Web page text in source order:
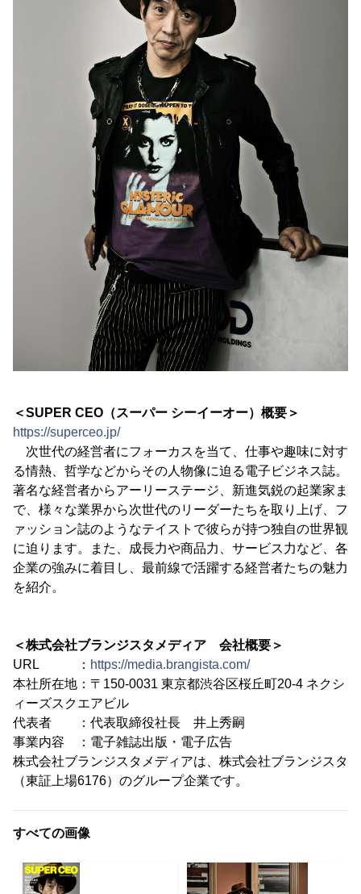
＜SUPER CEO（スーパー シーイーオー）概要＞
https://superceo.jp/
次世代の経営者にフォーカスを当て、仕事や趣味に対す
る情熱、哲学などからその人物像に迫る電子ビジネス誌。
著名な経営者からアーリーステージ、新進気鋭の起業家ま
で、様々な業界から次世代のリーダーたちを取り上げ、フ
ァッション誌のようなテイストで彼らが持つ独自の世界観
に迫ります。また、成長力や商品力、サービス力など、各
企業の強みに着目し、最前線で活躍する経営者たちの魅力
を紹介。
＜株式会社ブランジスタメディア 会社概要＞
URL ： https://media.brangista.com/
本社所在地：〒150-0031 東京都渋谷区桜丘町20-4 ネクシ
ィーズスクエアビル
代表者 ：代表取締役社長 井上秀嗣
事業内容 ：電子雑誌出版・電子広告
株式会社ブランジスタメディアは、株式会社ブランジスタ
（東証上場6176）のグループ企業です。
すべての画像